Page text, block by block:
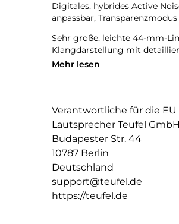
Digitales, hybrides Active
anpassbar,
Sehr große, leichte 44-mm-
Klangdarstellung mit
Resolution Audio,
Spotify, YouTube, Apple
Perfekte Telefonate dank
Teams, Zoom, Google Meet,
ohne ANC, über 44 Stunden
Mimi Sound Personalisierung
zwei REAL BLUE PRO
Mehr lesen
Verantwortliche für die EU
Lautsprecher Teufel GmbH
Budapester Str. 44
10787 Berlin
Deutschland
support@teufel.de
https://teufel.de